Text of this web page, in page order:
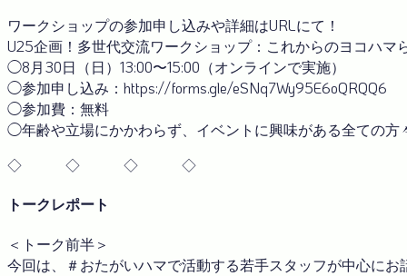
ワークショップの参加申し込みや詳細はURLにて！
U25企画！多世代交流ワークショップ：これからのヨコハマ
◯8月30日（日）13:00〜15:00（オンラインで実施）
◯参加申し込み：https://forms.gle/eSNq7Wy95E6oQRQQ6
◯参加費：無料
◯年齢や立場にかかわらず、イベントに興味がある全ての方
◇ ◇ ◇ ◇
トークレポート
＜トーク前半＞
今回は、＃おたがいハマで活動する若手スタッフが中心にお